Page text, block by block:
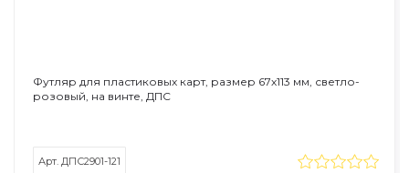
Футляр для пластиковых карт, размер 67х113 мм, светло-
розовый, на винте, ДПС
Арт. ДПС2901-121